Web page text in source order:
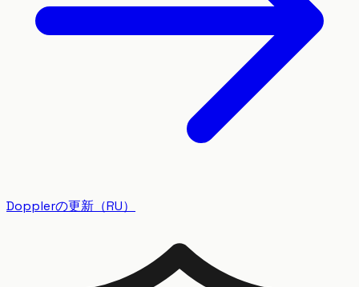
Dopplerの更新（RU）